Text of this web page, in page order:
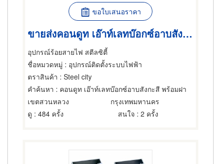
ขอใบเสนอราคา
ขายส่งคอนดูท เอ๊าท์เลทบ๊อกซ์อาบสังกะสี พร้อมฝา
อุปกรณ์ร้อยสายไฟ สตีลซิตี้
ชื่อหมวดหมู่ : อุปกรณ์ติดตั้งระบบไฟฟ้า
ตราสินค้า : Steel city
คำค้นหา : คอนดูท เอ๊าท์เลทบ๊อกซ์อาบสังกะสี พร้อมฝา
เขตสวนหลวง
กรุงเทพมหานคร
ดู : 484 ครั้ง สนใจ : 2 ครั้ง